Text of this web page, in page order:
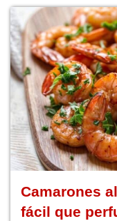
Camarones
fácil que